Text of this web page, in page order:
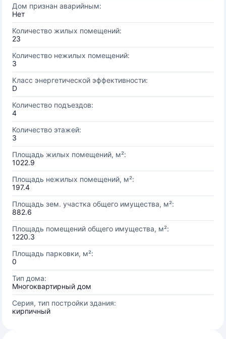
Дом признан аварийным:
Нет
Количество жилых помещений:
23
Количество нежилых помещений:
3
Класс энергетической эффективности:
D
Количество подъездов:
4
Количество этажей:
3
Площадь жилых помещений, м²:
1022.9
Площадь нежилых помещений, м²:
197.4
Площадь зем. участка общего имущества, м²:
882.6
Площадь помещений общего имущества, м²:
1220.3
Площадь парковки, м²:
0
Тип дома:
Многоквартирный дом
Серия, тип постройки здания:
кирпичный